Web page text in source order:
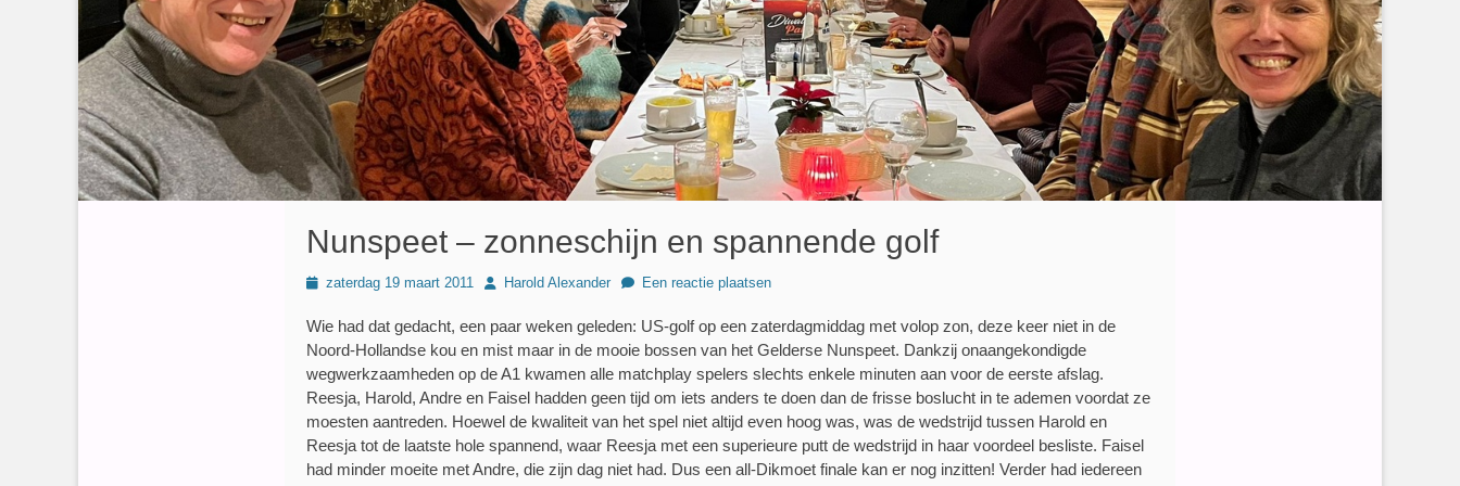
Nunspeet – zonneschijn en spannende golf
Geplaatst
zaterdag 19 maart 2011 AuthorHarold Alexander Een reactie plaatsen
Wie had dat gedacht, een paar weken geleden: US-golf op een zaterdagmiddag met volop zon, deze keer niet in de
Noord-Hollandse kou en mist maar in de mooie bossen van het Gelderse Nunspeet. Dankzij onaangekondigde
wegwerkzaamheden op de A1 kwamen alle matchplay spelers slechts enkele minuten aan voor de eerste afslag.
Reesja, Harold, Andre en Faisel hadden geen tijd om iets anders te doen dan de frisse boslucht in te ademen voordat ze
moesten aantreden. Hoewel de kwaliteit van het spel niet altijd even hoog was, was de wedstrijd tussen Harold en
Reesja tot de laatste hole spannend, waar Reesja met een superieure putt de wedstrijd in haar voordeel besliste. Faisel
had minder moeite met Andre, die zijn dag niet had. Dus een all-Dikmoet finale kan er nog inzitten! Verder had iedereen